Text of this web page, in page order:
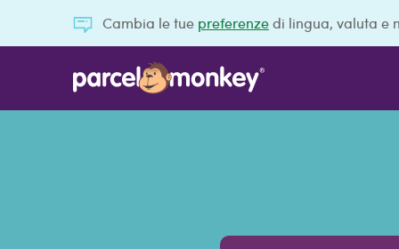
Cambia le tue preferenzedi lingua, valuta e